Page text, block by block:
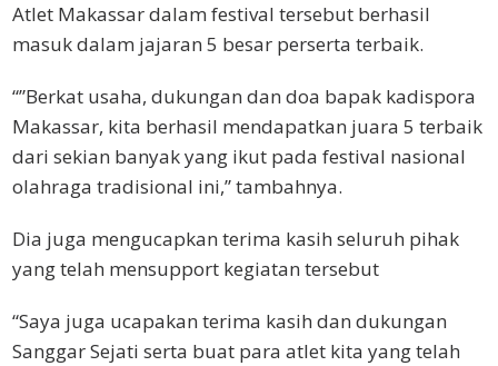
Atlet Makassar dalam festival tersebut berhasil
masuk dalam jajaran 5 besar perserta terbaik.
“”Berkat usaha, dukungan dan doa bapak kadispora
Makassar, kita berhasil mendapatkan juara 5 terbaik
dari sekian banyak yang ikut pada festival nasional
olahraga tradisional ini,” tambahnya.
Dia juga mengucapkan terima kasih seluruh pihak
yang telah mensupport kegiatan tersebut
“Saya juga ucapakan terima kasih dan dukungan
Sanggar Sejati serta buat para atlet kita yang telah